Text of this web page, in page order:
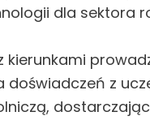
dla sektora
kierunkami
z